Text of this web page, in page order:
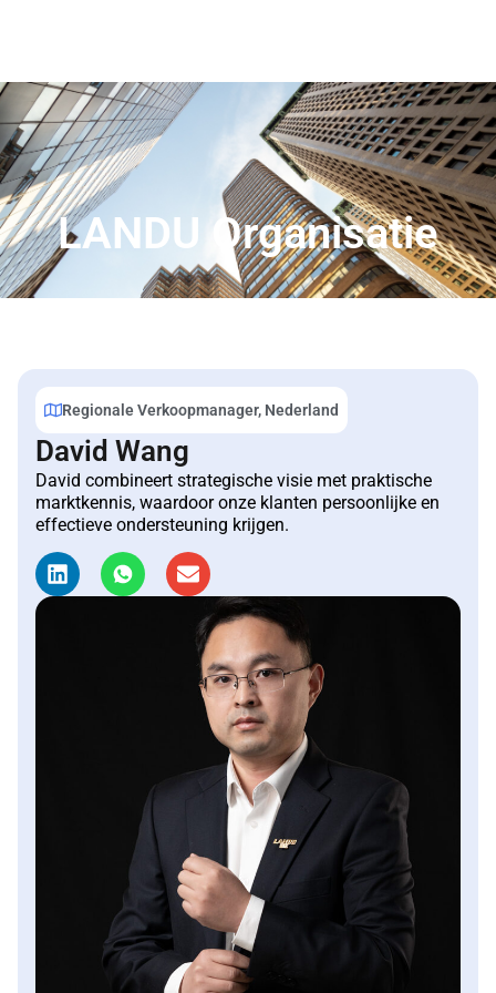
LANDU Organisatie
Regionale Verkoopmanager, Nederland
David Wang
David combineert strategische visie met praktische
marktkennis, waardoor onze klanten persoonlijke en
effectieve ondersteuning krijgen.